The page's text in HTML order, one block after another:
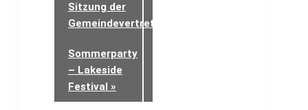
Sitzung der
Gemeindevertretung
Sommerparty
– Lakeside
Festival »